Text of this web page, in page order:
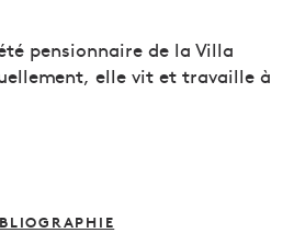
pensionnaire de la Villa
elle vit et travaille à